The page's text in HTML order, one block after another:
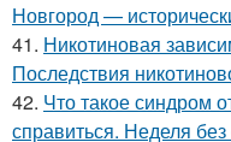
Новгород —
41. Никотиновая
Последствия
42. Что такое синдром
справиться. Неделя